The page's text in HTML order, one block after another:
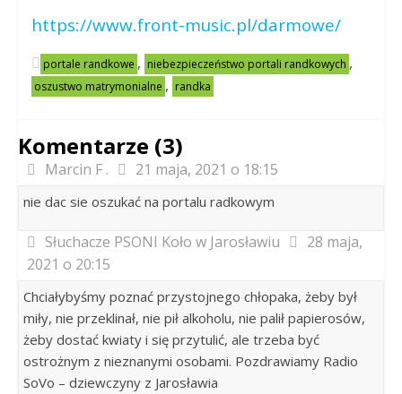
https://www.front-music.pl/darmowe/
portale randkowe , niebezpieczeństwo portali randkowych ,
oszustwo matrymonialne , randka
Komentarze (3)
Marcin F . 21 maja, 2021 o 18:15
nie dac sie oszukać na portalu radkowym
Słuchacze PSONI Koło w Jarosławiu
28 maja,
2021 o 20:15
Chciałybyśmy poznać przystojnego chłopaka, żeby był
miły, nie przeklinał, nie pił alkoholu, nie palił papierosów,
żeby dostać kwiaty i się przytulić, ale trzeba być
ostrożnym z nieznanymi osobami. Pozdrawiamy Radio
SoVo – dziewczyny z Jarosławia